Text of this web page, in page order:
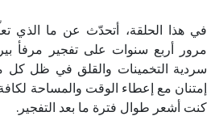
في هذا الحلقة، أتحدّث عن ما الذي
مرور أربع سنوات على تفجير مرفأ
سردية التخمينات والقلق في ظل كل
إمتنان مع إعطاء الوقت والمساحة
كنت أشعر طوال فترة ما بعد التفجير.